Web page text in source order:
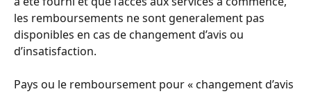
les remboursements ne sont generalement pas
disponibles en cas de changement d’avis ou
d’insatisfaction.
Pays ou le remboursement pour « changement d’avis